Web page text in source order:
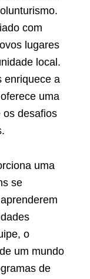
com
lugares
local.
enriquece a
uma
os desafios
uma
se
o
um mundo
de